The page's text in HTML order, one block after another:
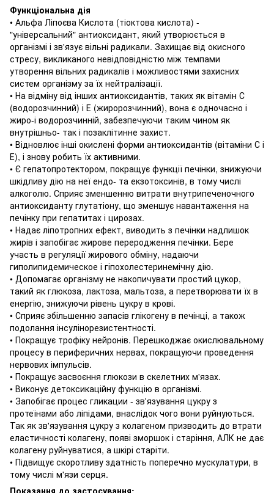
Функціональна дія
• Альфа Ліпоєва Кислота (тіоктова кислота) -
"універсальний" антиоксидант, який утворюється в
організмі і зв'язує вільні радикали. Захищає від окисного
стресу, викликаного невідповідністю між темпами
утворення вільних радикалів і можливостями захисних
систем організму за їх нейтралізації.
• На відміну від інших антиоксидантів, таких як вітамін С
(водорозчинний) і Е (жиророзчинний), вона є одночасно і
жиро-і водорозчинній, забезпечуючи таким чином як
внутрішньо- так і позаклітинне захист.
• Відновлює інші окислені форми антиоксидантів (вітаміни С і
Е), і знову робить їх активними.
• Є гепатопротектором, покращує функції печінки, знижуючи
шкідливу дію на неї ендо- та екзотоксинів, в тому числі
алкоголю. Сприяє зменшенню витрати внутрипеченочного
антиоксиданту глутатіону, що зменшує навантаження на
печінку при гепатитах і цирозах.
• Надає ліпотропних ефект, виводить з печінки надлишок
жирів і запобігає жирове переродження печінки. Бере
участь в регуляції жирового обміну, надаючи
гиполипидемическое і гіпохолестеринемічну дію.
• Допомагає організму не накопичувати простий цукор,
такий як глюкоза, лактоза, мальтоза, а перетворювати їх в
енергію, знижуючи рівень цукру в крові.
• Сприяє збільшенню запасів глікогену в печінці, а також
подолання інсулінорезистентності.
• Покращує трофіку нейронів. Перешкоджає окислювальному
процесу в периферичних нервах, покращуючи проведення
нервових імпульсів.
• Покращує засвоєння глюкози в скелетних м'язах.
• Виконує детоксикаційну функцію в організмі.
• Запобігає процес гликации - зв'язування цукру з
протеїнами або ліпідами, внаслідок чого вони руйнуються.
Так як зв'язування цукру з колагеном призводить до втрати
еластичності колагену, появі зморшок і старіння, АЛК не дає
колагену руйнуватися, а шкірі старіти.
• Підвищує скоротливу здатність поперечно мускулатури, в
тому числі м'язи серця.
Показання до застосування: